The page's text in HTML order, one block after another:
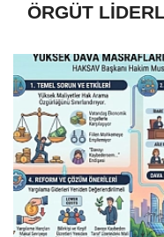
ÖRGÜT
ÇIKTI!